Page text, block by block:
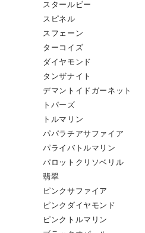
スタールビー
スピネル
スフェーン
ターコイズ
ダイヤモンド
タンザナイト
デマントイドガーネット
トパーズ
トルマリン
パパラチアサファイア
パライバトルマリン
パロットクリソベリル
翡翠
ピンクサファイア
ピンクダイヤモンド
ピンクトルマリン